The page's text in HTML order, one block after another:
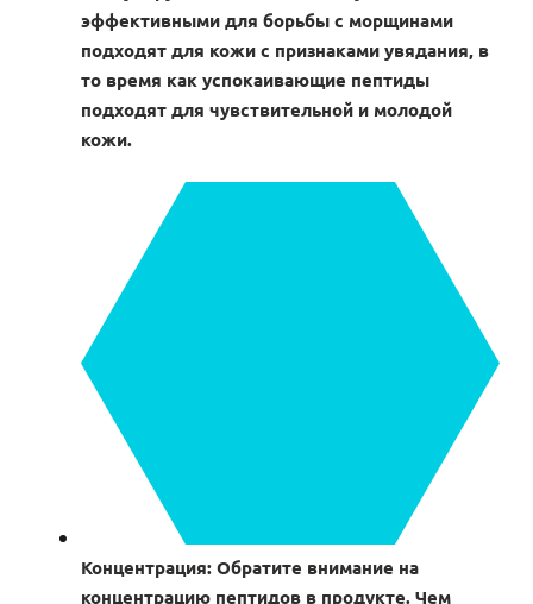
эффективными для борьбы с морщинами
подходят для кожи с признаками увядания, в
то время как успокаивающие пептиды
подходят для чувствительной и молодой
кожи.
Концентрация: Обратите внимание на
концентрацию пептидов в продукте. Чем